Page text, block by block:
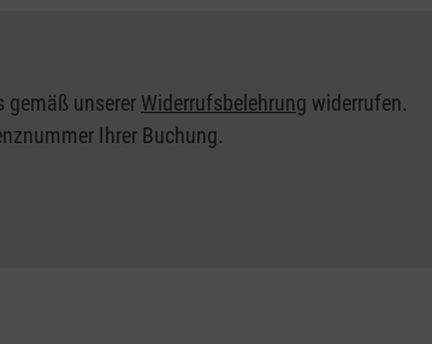
gemäß unserer Widerrufsbelehrung widerrufen.
Ihrer Buchung.